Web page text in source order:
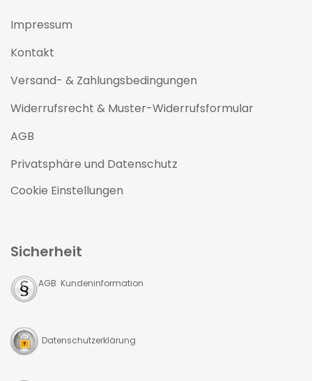
Impressum
Kontakt
Versand- & Zahlungsbedingungen
Widerrufsrecht & Muster-Widerrufsformular
AGB
Privatsphäre und Datenschutz
Cookie Einstellungen
Sicherheit
AGB Kundeninformation
Datenschutzerklärung